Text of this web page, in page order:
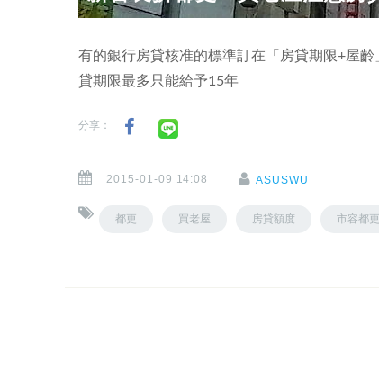
有的銀行房貸核准的標準訂在「房貸期限+屋
貸期限最多只能給予15年
分享：
2015-01-09 14:08 ASUSWU
都更 買老屋 房貸額度 市容都更